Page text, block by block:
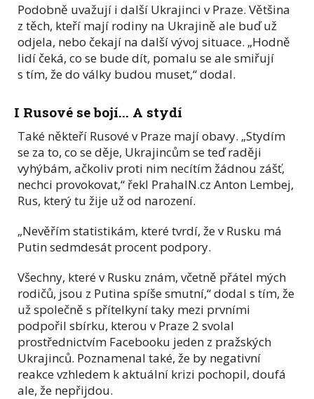
Podobně uvažují i další Ukrajinci v Praze. Většina
z těch, kteří mají rodiny na Ukrajině ale buď už
odjela, nebo čekají na další vývoj situace. „Hodně
lidí čeká, co se bude dít, pomalu se ale smiřují
s tím, že do války budou muset,“ dodal.
I Rusové se bojí... A stydí
Také někteří Rusové v Praze mají obavy. „Stydím
se za to, co se děje, Ukrajincům se teď raději
vyhýbám, ačkoliv proti nim necítím žádnou zášť,
nechci provokovat,“ řekl PrahaIN.cz Anton Lembej,
Rus, který tu žije už od narození.
„Nevěřím statistikám, které tvrdí, že v Rusku má
Putin sedmdesát procent podpory.
Všechny, které v Rusku znám, včetně přátel mých
rodičů, jsou z Putina spíše smutní,“ dodal s tím, že
už společně s přítelkyní taky mezi prvními
podpořil sbírku, kterou v Praze 2 svolal
prostřednictvím Facebooku jeden z pražských
Ukrajinců. Poznamenal také, že by negativní
reakce vzhledem k aktuální krizi pochopil, doufá
ale, že nepřijdou.